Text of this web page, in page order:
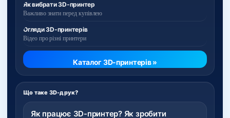
Як вибрати 3D-принтер
Важливо знати перед купівлею
Огляди 3D-принтерів
Відео про різні принтери
Каталог 3D-принтерів »
Що таке 3D-друк?
Як працює 3D-принтер? Як зробити